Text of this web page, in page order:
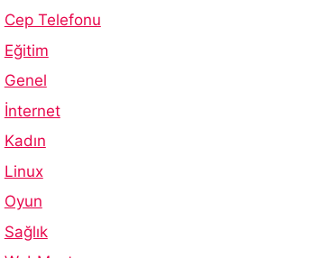
Cep Telefonu
Eğitim
Genel
İnternet
Kadın
Linux
Oyun
Sağlık